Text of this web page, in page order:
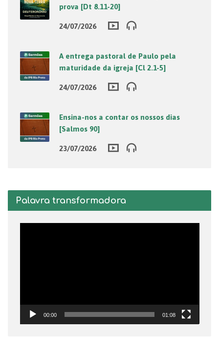
prova [Dt 8.11-20]
24/07/2026
A entrega pastoral de Paulo pela
maturidade da igreja [Cl 2.1-5]
24/07/2026
Ensina-nos a contar os nossos dias
[Salmos 90]
23/07/2026
Palavra transformadora
00:00 01:08